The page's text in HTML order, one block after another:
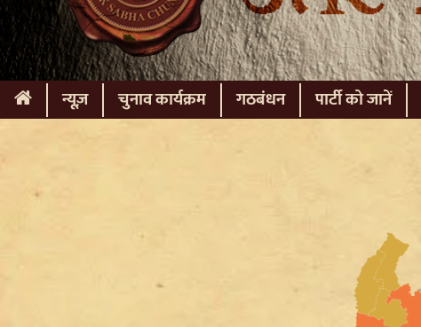
(current)
न्यूज़ चुनाव कार्यक्रम गठबंधन पार्टी को जानें